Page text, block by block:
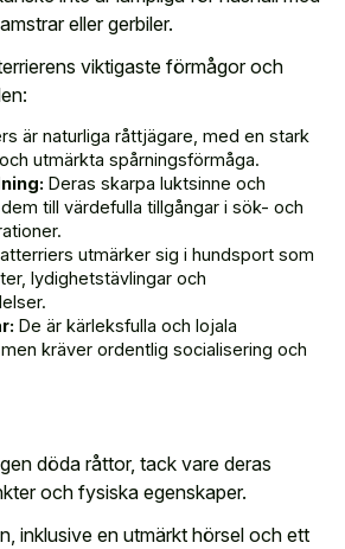
eller gerbiler.
viktigaste förmågor och
är naturliga råttjägare, med en stark
utmärkta spårningsförmåga.
Deras skarpa luktsinne och
till värdefulla tillgångar i sök- och
utmärker sig i hundsport som
lydighetstävlingar och
De är kärleksfulla och lojala
kräver ordentlig socialisering och
döda råttor, tack vare deras
och fysiska egenskaper.
inklusive en utmärkt hörsel och ett